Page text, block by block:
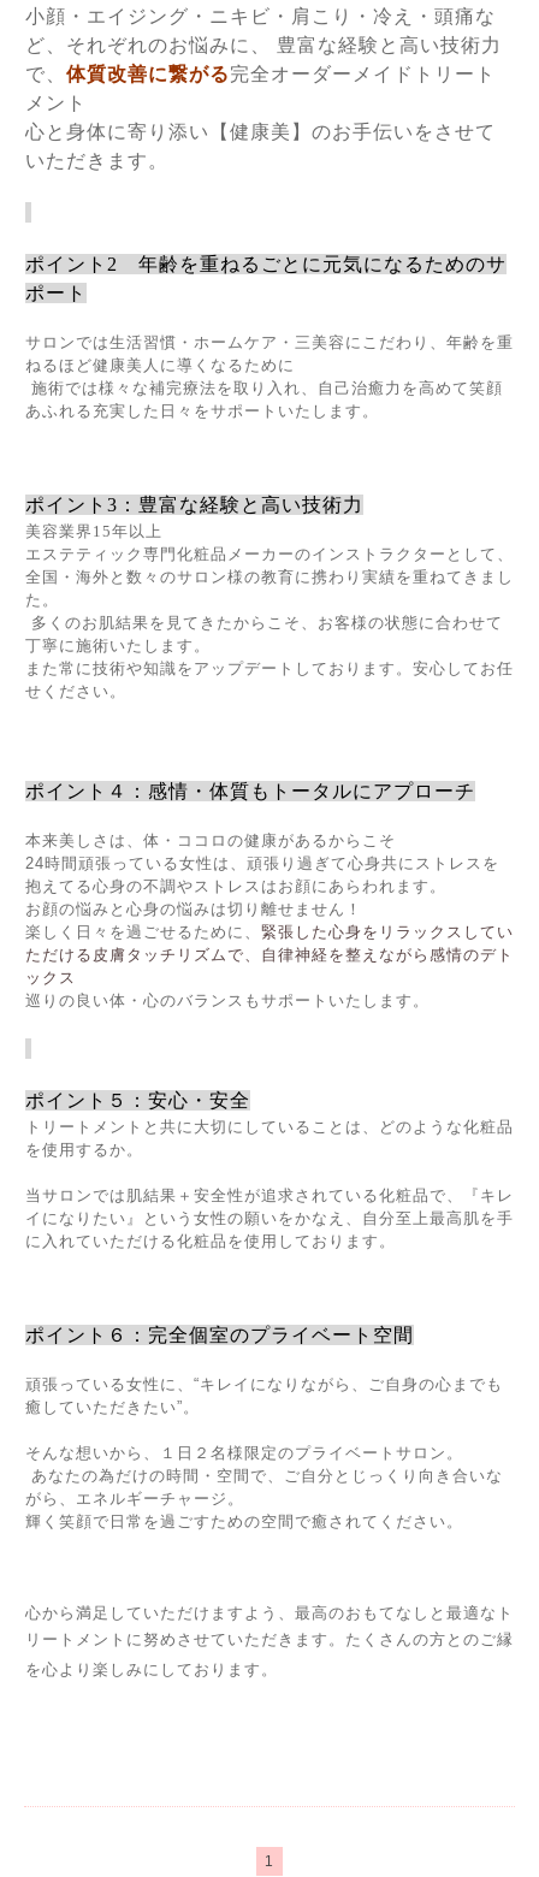
小顔・エイジング・ニキビ・肩こり・冷え・頭痛な
ど、それぞれのお悩みに、 豊富な経験と高い技術力
で、 体質改善に繋がる完全オーダーメイドトリート
メント
心と身体に寄り添い【健康美】のお手伝いをさせて
いただきます。
ポイント 2
年齢を重ねるごとに元気になるためのサ
ポート
サロンでは生活習慣・ホームケア・ 三美容にこだわり、 年齢を重
ねるほど健康美人に導くなるために
施術では様々な補完療法を取り入れ、自己治癒力を高めて笑顔
あふれる 充実した日々をサポートいたします。
ポイント 3 ：豊富な経験と高い技術力
美容業界 15年以上
エステティック専門化粧品メーカーのインストラクターとして、
全国・海外と数々のサロン様の教育に携わり実績を重ねてきまし
た。
多 くのお肌結果を見てきたからこそ、 お客様の状態に合わせて
丁寧に施術いたします。
また常に技術や知識をアップデートしております。安心してお任
せください。
ポイント４：感情・体質もトータルにアプローチ
本来美しさは、体・ココロの健康があるからこそ
24時間頑張っている女性は、頑張り過ぎて心身共にストレスを
抱えてる心身の不調やストレスはお顔にあらわれます。
お顔の悩みと心身の悩みは切り離せません！
楽しく日々を過 ごせるために 、 緊張した心身をリラックスしてい
ただける皮膚タッチリズムで、自律神経を整えながら感情のデト
ックス
巡りの良い体・心のバランスもサポートいたします。
ポイント５：安心・安全
トリートメントと共に大切にしていることは、どのような化粧品
を使用するか。
当サロンでは肌結果＋安全性が追求されている化粧品で、『キレ
イになりたい』という女性の願いをかなえ、自分至上最高肌を手
に入れていただける化粧品を使用しております。
ポイント６：完全個室のプライベート空間
頑張っている女性に、 “キレイになりながら、ご自身の心までも
癒していただきたい”。
そんな想いから、１日２名様限定のプライベートサロン。
あなたの為だけの時間・空間で、 ご自分とじっくり向き合いな
がら、エネルギーチャージ。
輝く笑顔で日常を過ごすための空間で癒されてください。
心から満足していただけますよう、最高のおもてなしと最適なト
リートメントに努めさせていただきます。 たくさんの方とのご縁
を心より楽しみにしております。
1